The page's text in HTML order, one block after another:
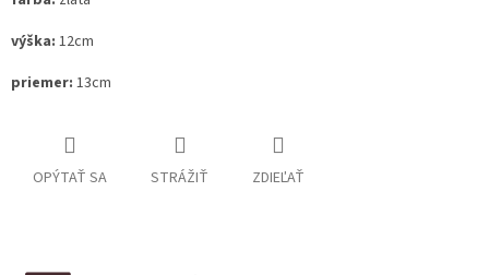
výška: 12cm
priemer: 13cm
OPÝTAŤ SA STRÁŽIŤ ZDIEĽAŤ